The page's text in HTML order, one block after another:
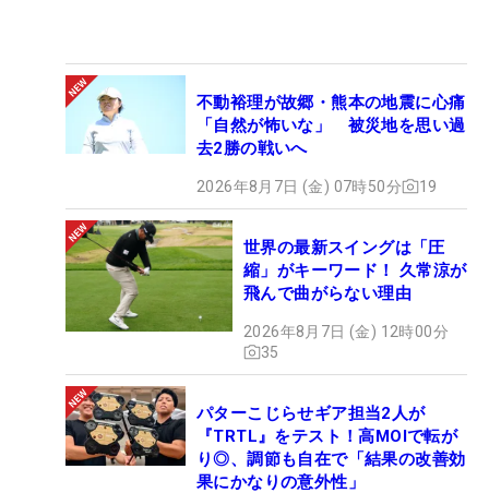
不動裕理が故郷・熊本の地震に心痛
「自然が怖いな」 被災地を思い過
去2勝の戦いへ
2026年8月7日 (金) 07時50分 19
世界の最新スイングは「圧
縮」がキーワード！ 久常涼が
飛んで曲がらない理由
2026年8月7日 (金) 12時00分
35
パターこじらせギア担当2人が
『TRTL』をテスト！高MOIで転が
り◎、調節も自在で「結果の改善効
果にかなりの意外性」